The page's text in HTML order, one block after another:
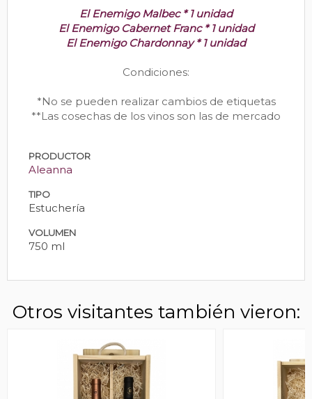
El Enemigo Malbec * 1 unidad
El Enemigo Cabernet Franc * 1 unidad
El Enemigo Chardonnay * 1 unidad
Condiciones:
*No se pueden realizar cambios de etiquetas
**Las cosechas de los vinos son las de mercado
PRODUCTOR
Aleanna
TIPO
Estuchería
VOLUMEN
750 ml
Otros visitantes también vieron: